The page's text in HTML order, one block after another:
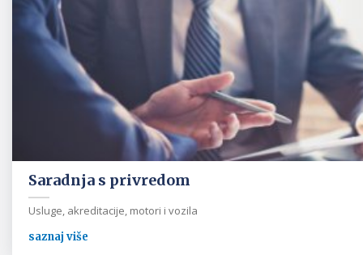
Saradnja s privredom
Usluge, akreditacije, motori i vozila
saznaj više